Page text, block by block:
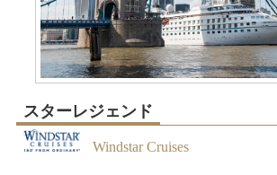
スターレジェンド
Windstar Cruises